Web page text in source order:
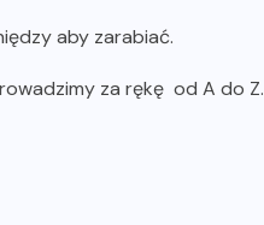
aby zarabiać.
za rękę od A do Z.